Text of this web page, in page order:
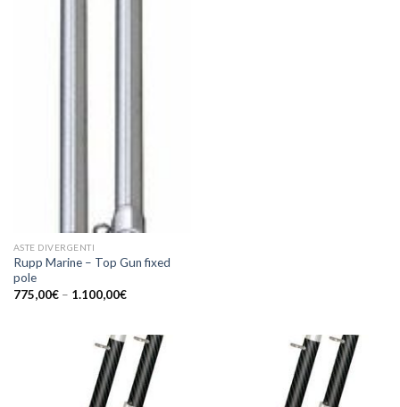
ASTE DIVERGENTI
Rupp Marine – Top Gun fixed
pole
775,00€– 1.100,00€